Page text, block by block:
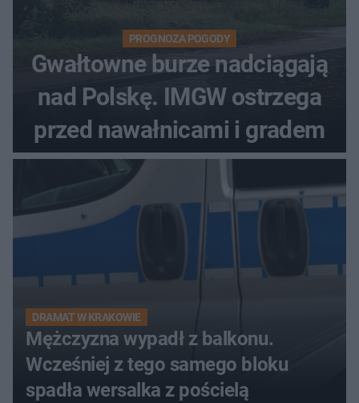
PROGNOZA POGODY
Gwałtowne burze nadciągają
nad Polskę. IMGW ostrzega
przed nawałnicami i gradem
DRAMAT W KRAKOWIE
Mężczyzna wypadł z balkonu.
Wcześniej z tego samego bloku
spadła wersalka z pościelą